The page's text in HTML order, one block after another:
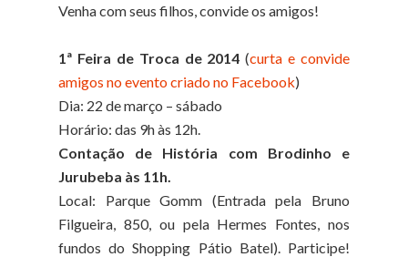
Venha com seus filhos, convide os amigos!
1ª Feira de Troca de 2014 (curta e convide
amigos no evento criado no Facebook)
Dia: 22 de março – sábado
Horário: das 9h às 12h.
Contação de História com Brodinho e
Jurubeba às 11h.
Local: Parque Gomm (Entrada pela Bruno
Filgueira, 850, ou pela Hermes Fontes, nos
fundos do Shopping Pátio Batel). Participe!